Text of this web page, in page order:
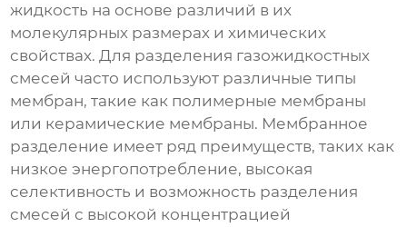
жидкость на основе различий в их
молекулярных размерах и химических
свойствах. Для разделения газожидкостных
смесей часто используют различные типы
мембран, такие как полимерные мембраны
или керамические мембраны. Мембранное
разделение имеет ряд преимуществ, таких как
низкое энергопотребление, высокая
селективность и возможность разделения
смесей с высокой концентрацией